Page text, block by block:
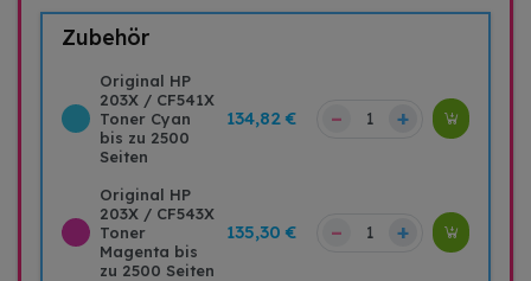
Zubehör
Original HP
203X / CF541X
Toner Cyan
bis zu 2500
Seiten
134,82 € – +
Original HP
203X / CF543X
Toner
Magenta bis
zu 2500 Seiten
135,30 € – +